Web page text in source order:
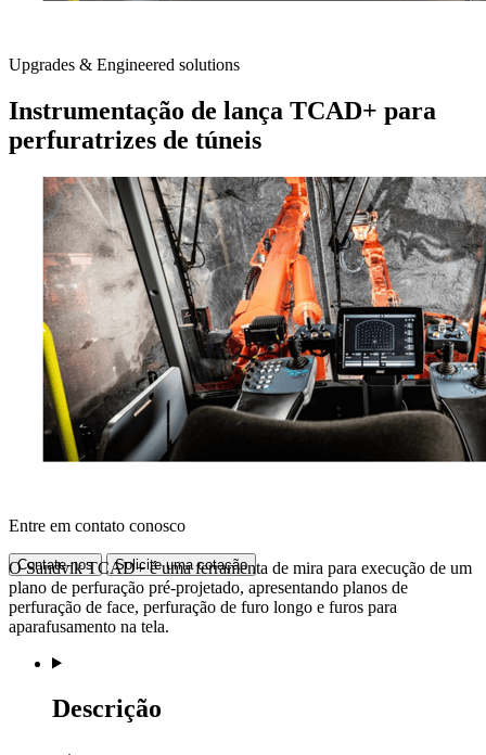
Upgrades & Engineered solutions
Instrumentação de lança TCAD+ para
perfuratrizes de túneis
Entre em contato conosco
Contate-nos Solicite uma cotação
O Sandvik TCAD+ é uma ferramenta de mira para execução de um
plano de perfuração pré-projetado, apresentando planos de
perfuração de face, perfuração de furo longo e furos para
aparafusamento na tela.
Descrição